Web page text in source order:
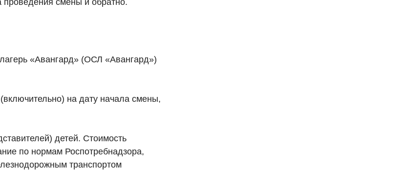
смены и обратно.
«Авангард» (ОСЛ «Авангард»)
на дату начала смены,
детей. Стоимость
по нормам Роспотребнадзора,
транспортом